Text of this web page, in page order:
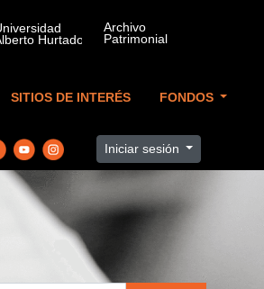
SITIOS DE INTERÉS FONDOS
Iniciar sesión